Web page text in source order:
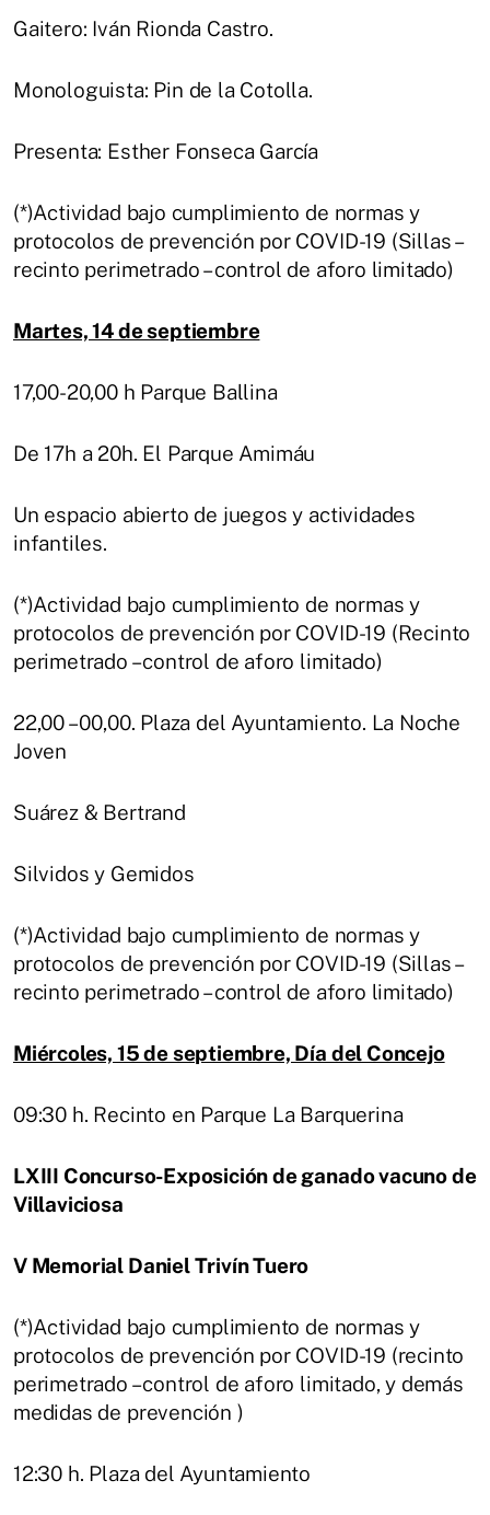
Gaitero: Iván Rionda Castro.
Monologuista: Pin de la Cotolla.
Presenta: Esther Fonseca García
(*)Actividad bajo cumplimiento de normas y
protocolos de prevención por COVID-19 (Sillas –
recinto perimetrado – control de aforo limitado)
Martes, 14 de septiembre
17,00-20,00 h Parque Ballina
De 17h a 20h. El Parque Amimáu
Un espacio abierto de juegos y actividades
infantiles.
(*)Actividad bajo cumplimiento de normas y
protocolos de prevención por COVID-19 (Recinto
perimetrado – control de aforo limitado)
22,00 – 00,00. Plaza del Ayuntamiento. La Noche
Joven
Suárez & Bertrand
Silvidos y Gemidos
(*)Actividad bajo cumplimiento de normas y
protocolos de prevención por COVID-19 (Sillas –
recinto perimetrado – control de aforo limitado)
Miércoles, 15 de septiembre, Día del Concejo
09:30 h. Recinto en Parque La Barquerina
LXIII Concurso-Exposición de ganado vacuno de
Villaviciosa
V Memorial Daniel Trivín Tuero
(*)Actividad bajo cumplimiento de normas y
protocolos de prevención por COVID-19 (recinto
perimetrado – control de aforo limitado, y demás
medidas de prevención )
12:30 h. Plaza del Ayuntamiento